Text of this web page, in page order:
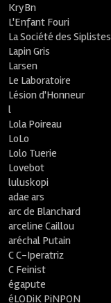
KryBn
L'Enfant Fouri
La Société des Siplistes
Lapin Gris
Larsen
Le Laboratoire
Lésion d'Honneur
l
Lola Poireau
LoLo
Lolo Tuerie
Lovebot
luluskopi
adae ars
arc de Blanchard
arceline Caillou
aréchal Putain
C C-Iperatriz
C Feinist
égapute
éLODiK PiNPON